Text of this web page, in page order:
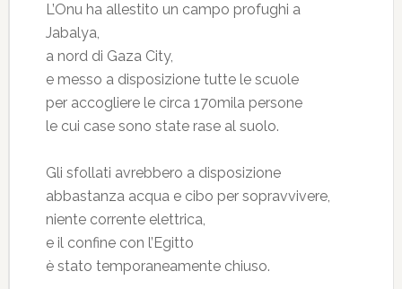
L’Onu ha allestito un campo profughi a
Jabalya,
a nord di Gaza City,
e messo a disposizione tutte le scuole
per accogliere le circa 170mila persone
le cui case sono state rase al suolo.
Gli sfollati avrebbero a disposizione
abbastanza acqua e cibo per sopravvivere,
niente corrente elettrica,
e il confine con l’Egitto
è stato temporaneamente chiuso.